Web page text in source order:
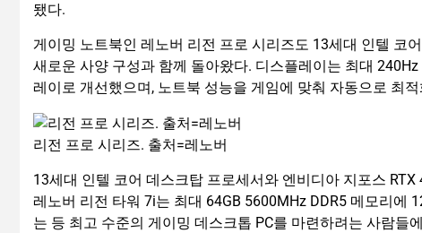
됐다.
게이밍 노트북인 레노버 리전 프로 시리즈도 13세대 인텔 코
새로운 사양 구성과 함께 돌아왔다. 디스플레이는 최대
레이로 개선했으며, 노트북 성능을 게임에 맞춰 자동으로 최
리전 프로 시리즈. 출처=레노버
13세대 인텔 코어 데스크탑 프로세서와 엔비디아 지포스
레노버 리전 타워 7i는 최대 64GB 5600MHz DDR5 메모리에
는 등 최고 수준의 게이밍 데스크톱 PC를 마련하려는 사람